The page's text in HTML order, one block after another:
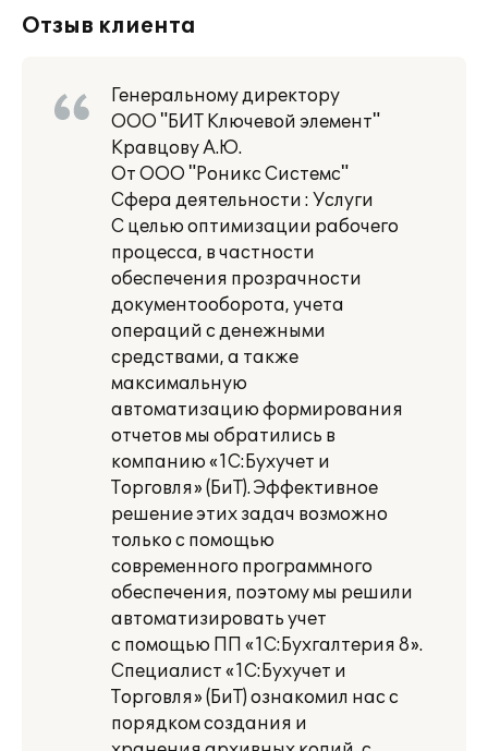
Отзыв клиента
Генеральному директору
ООО "БИТ Ключевой элемент"
Кравцову А.Ю.
От ООО "Роникс Системс"
Сфера деятельности : Услуги
С целью оптимизации рабочего
процесса, в частности
обеспечения прозрачности
документооборота, учета
операций с денежными
средствами, а также
максимальную
автоматизацию формирования
отчетов мы обратились в
компанию «1С:Бухучет и
Торговля» (БиТ). Эффективное
решение этих задач возможно
только с помощью
современного программного
обеспечения, поэтому мы решили
автоматизировать учет
с помощью ПП «1С:Бухгалтерия 8».
Специалист «1С:Бухучет и
Торговля» (БиТ) ознакомил нас с
порядком создания и